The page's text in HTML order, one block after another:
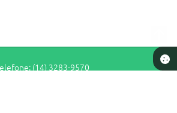
(14) 3283-9570